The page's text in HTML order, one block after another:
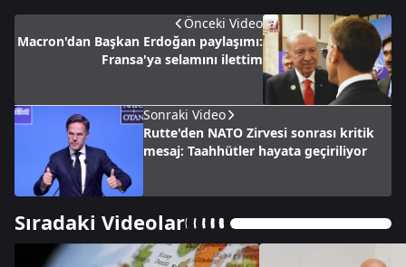
Önceki Video
Macron'dan Başkan Erdoğan paylaşımı:
Fransa'ya selamını ilettim
Sonraki Video
Rutte'den NATO Zirvesi sonrası kritik
mesaj: Taahhütler hayata geçiriliyor
Sıradaki Videolar